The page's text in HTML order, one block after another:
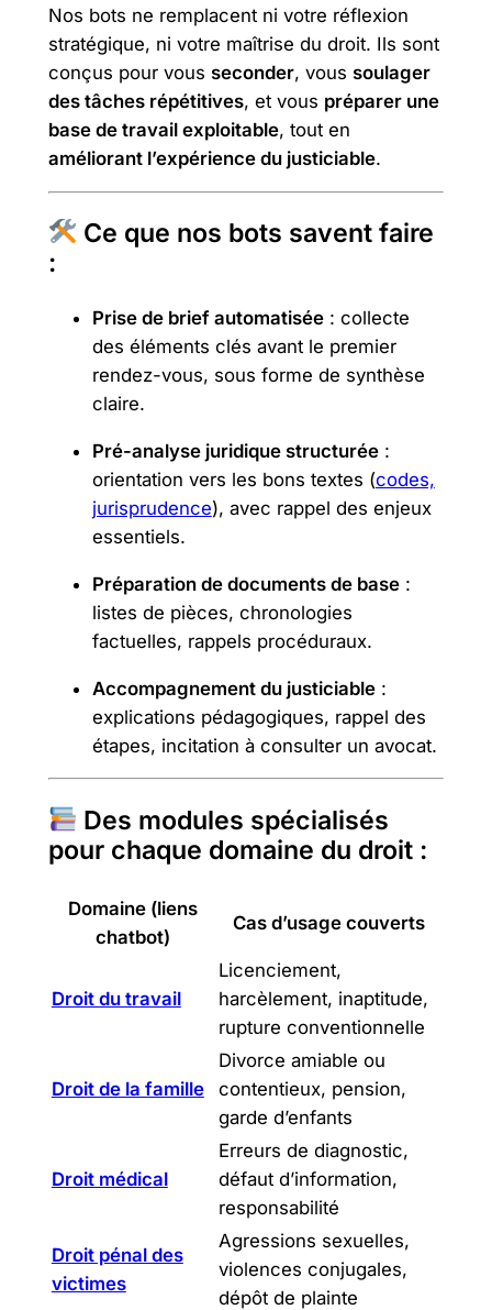
Nos bots ne remplacent ni votre réflexion
stratégique, ni votre maîtrise du droit. Ils sont
conçus pour vous seconder, vous soulager
des tâches répétitives, et vous préparer une
base de travail exploitable, tout en
améliorant l’expérience du justiciable.
Ce que nos bots savent faire
:
Prise de brief automatisée: collecte
des éléments clés avant le premier
rendez-vous, sous forme de synthèse
claire.
Pré-analyse juridique structurée:
orientation vers les bons textes (codes,
jurisprudence), avec rappel des enjeux
essentiels.
Préparation de documents de base:
listes de pièces, chronologies
factuelles, rappels procéduraux.
Accompagnement du justiciable:
explications pédagogiques, rappel des
étapes, incitation à consulter un avocat.
Des modules spécialisés
pour chaque domaine du droit :
Domaine (liens
chatbot)
Cas d’usage couverts
Droit du travail
Licenciement,
harcèlement, inaptitude,
rupture conventionnelle
Droit de la famille
Divorce amiable ou
contentieux, pension,
garde d’enfants
Droit médical
Erreurs de diagnostic,
défaut d’information,
responsabilité
Droit pénal des
victimes
Agressions sexuelles,
violences conjugales,
dépôt de plainte